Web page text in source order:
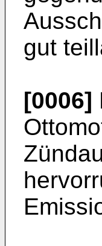
gut
[0006]